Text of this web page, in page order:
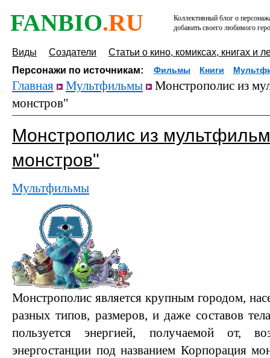
FANBIO.RU
Коллективный блог о
добавить своего любимого
Виды Создатели
Статьи о кино, комиксах, книгах и
Персонажи по источникам:
Фильмы Книги
Главная Мультфильмы
Монстрополис из
монстров"
Монстрополис из
монстров"
Мультфильмы
Монстрополис является крупным городом,
разных типов, размеров, и даже составов
пользуется энергией, получаемой от,
энергостанции под названием Корпорация